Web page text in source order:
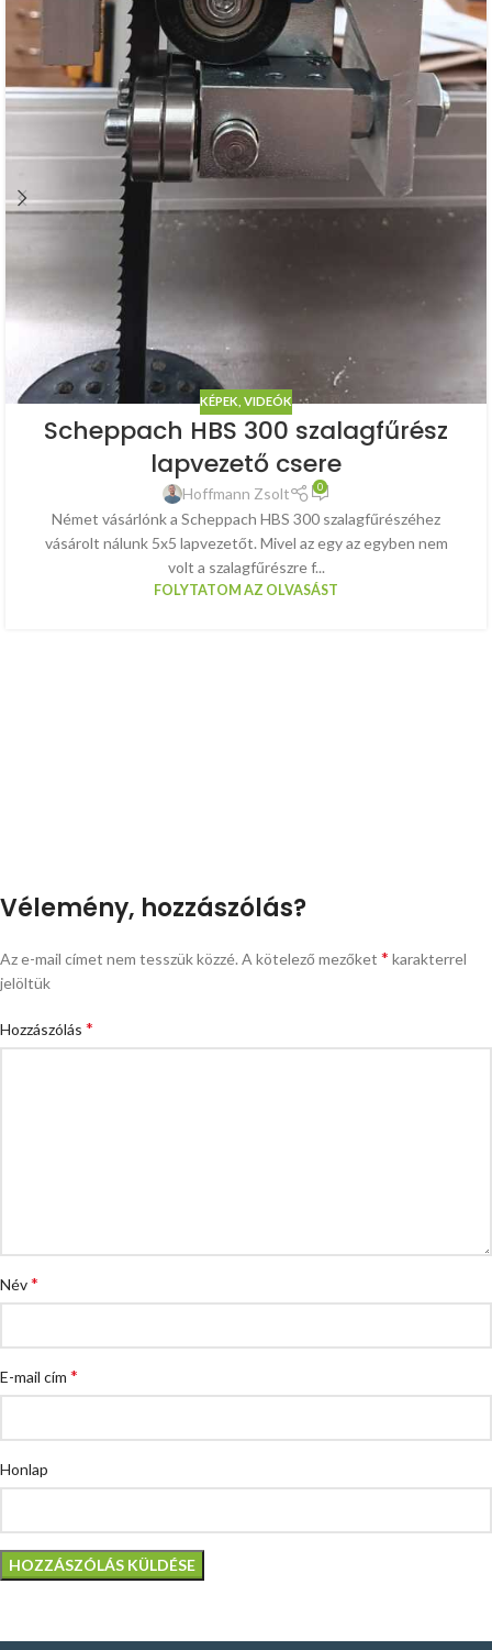
KÉPEK, VIDEÓK
Scheppach HBS 300 szalagfűrész
lapvezető csere
Hoffmann Zsolt 0
Német vásárlónk a Scheppach HBS 300 szalagfűrészéhez
vásárolt nálunk 5x5 lapvezetőt. Mivel az egy az egyben nem
volt a szalagfűrészre f...
FOLYTATOM AZ OLVASÁST
Vélemény, hozzászólás?
Az e-mail címet nem tesszük közzé. A kötelező mezőket * karakterrel
jelöltük
Hozzászólás *
Név*
E-mail cím *
Honlap